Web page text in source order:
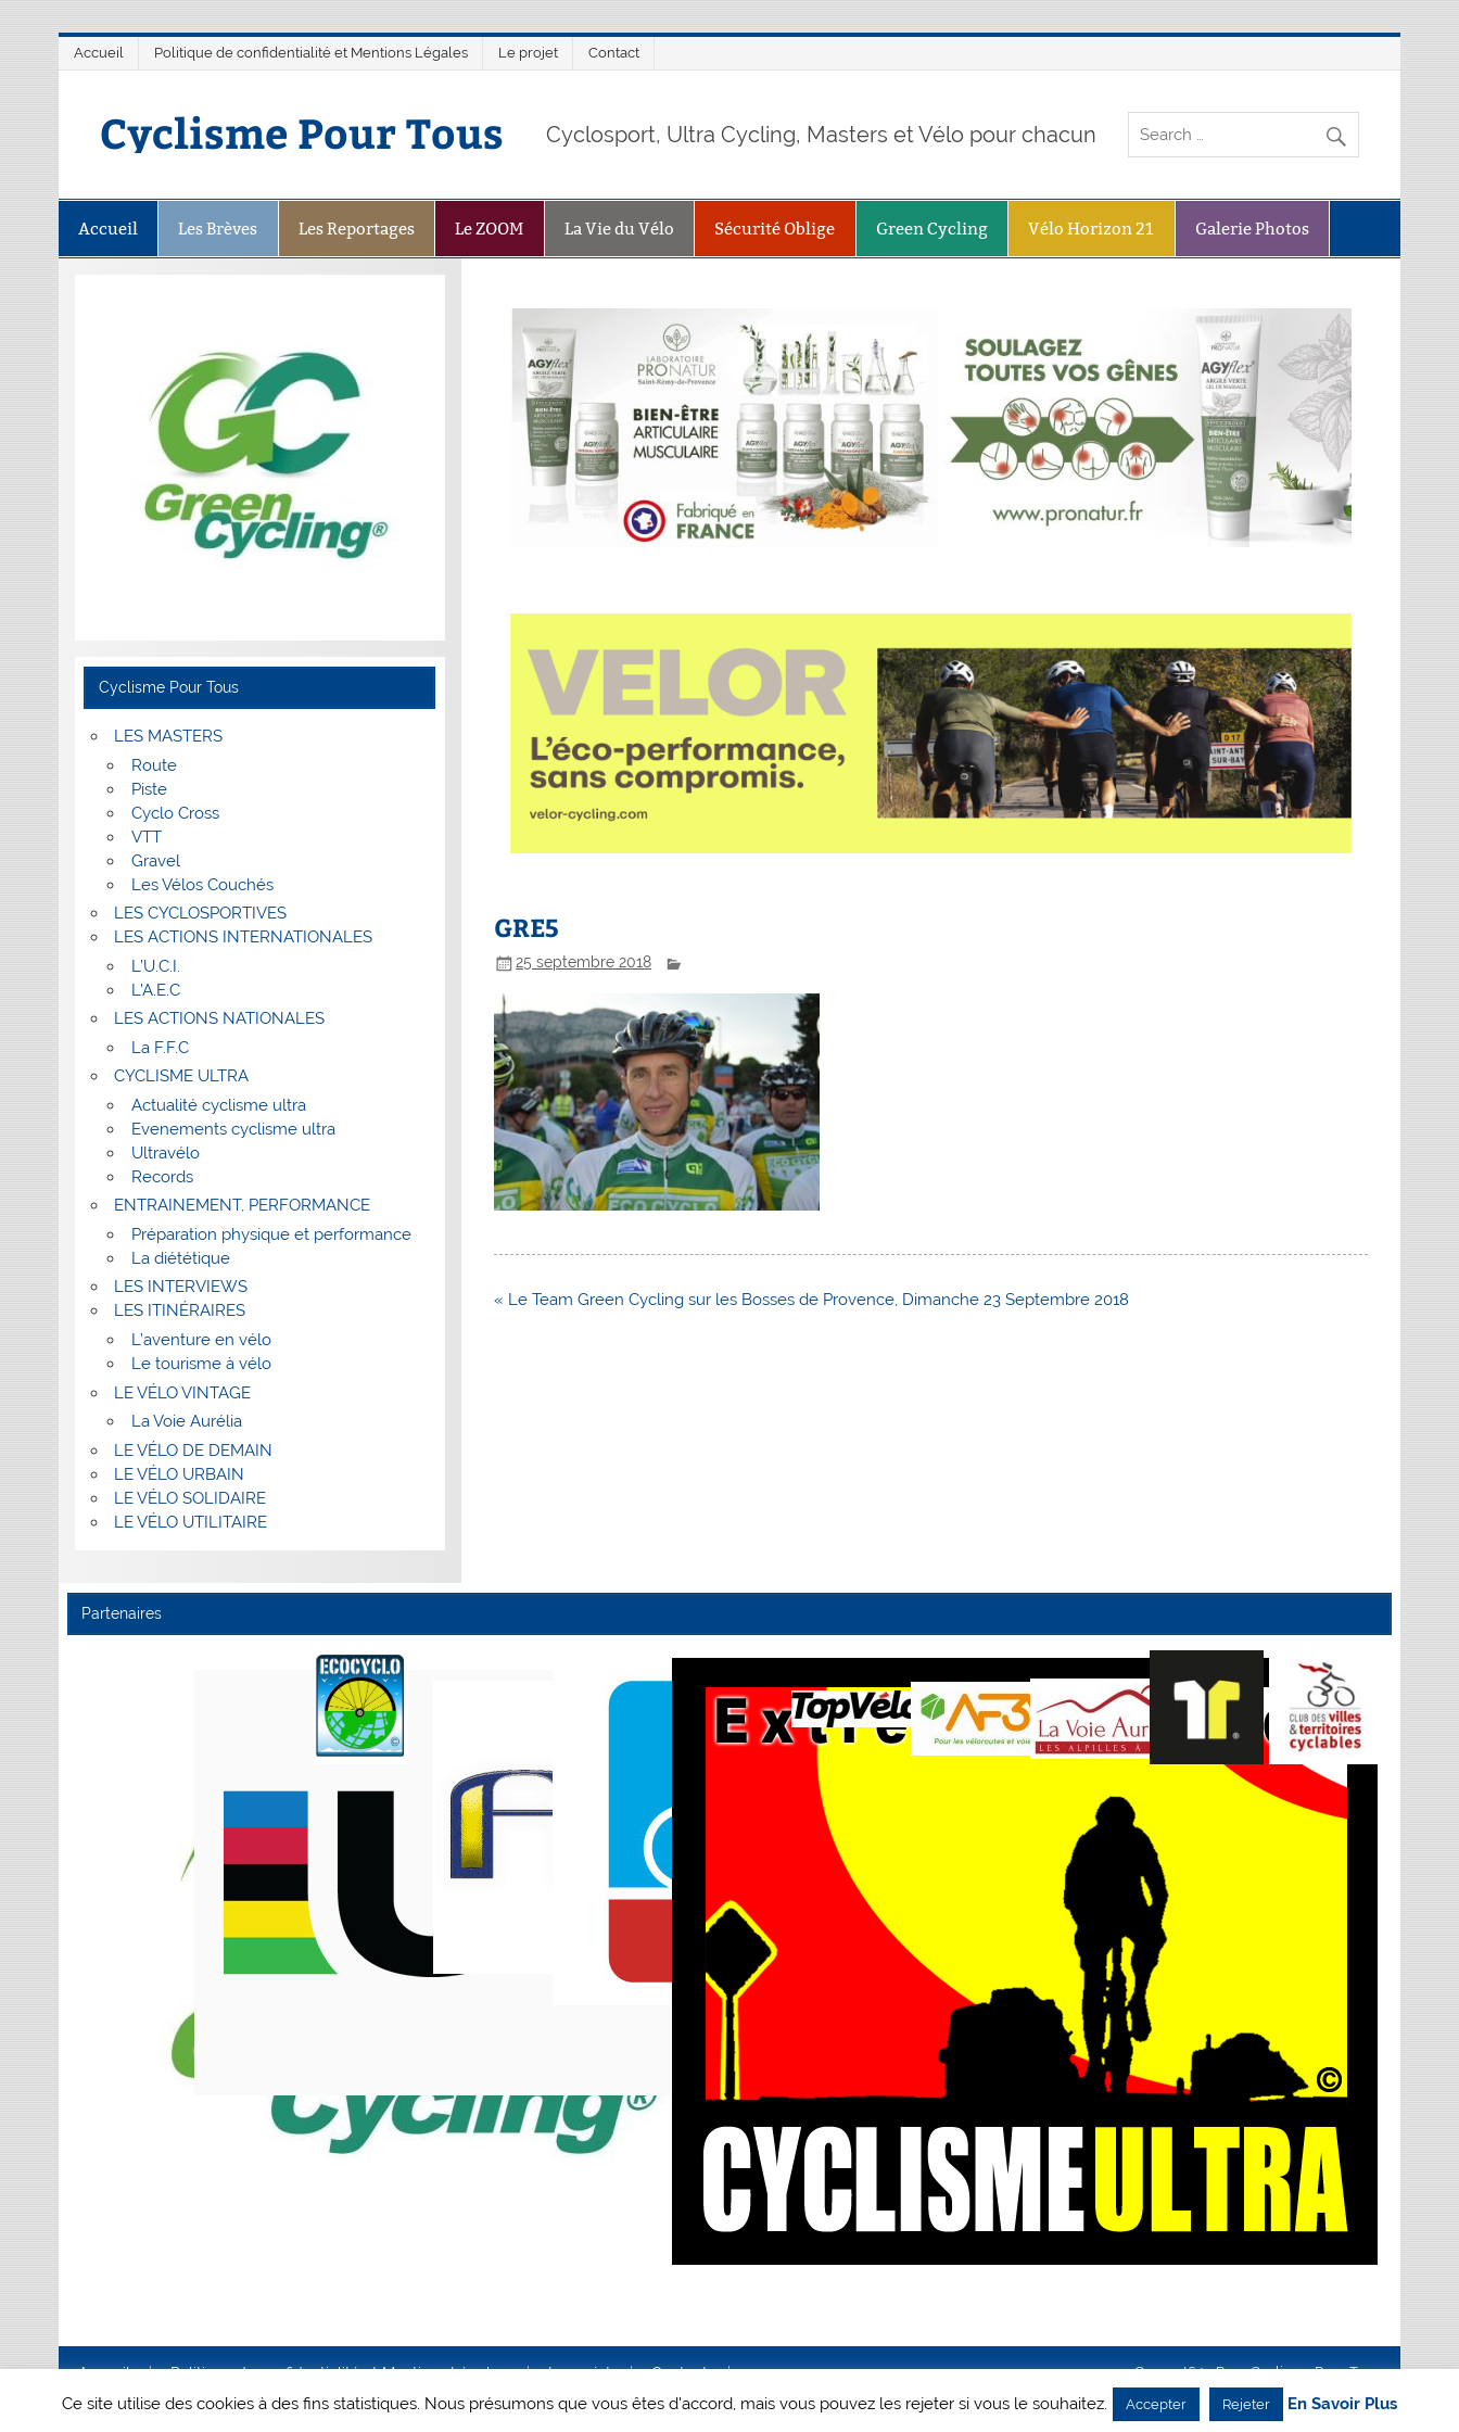
Accueil Politique de confidentialité et Mentions Légales Le projet Contact
Cyclisme Pour Tous Cyclosport, Ultra Cycling, Masters et Vélo pour chacun
Accueil Les Brèves Les Reportages Le ZOOM La Vie du Vélo Sécurité Oblige Green Cycling Vélo Horizon 21 Galerie Photos
GRE5
25 septembre 2018
Navigation
« Le Team Green Cycling sur les Bosses de Provence, Dimanche 23 Septembre 2018
Cyclisme Pour Tous
LES MASTERS
Route
Piste
Cyclo Cross
VTT
Gravel
Les Vélos Couchés
LES CYCLOSPORTIVES
LES ACTIONS INTERNATIONALES
L’U.C.I.
L’A.E.C
LES ACTIONS NATIONALES
La F.F.C
CYCLISME ULTRA
Actualité cyclisme ultra
Evenements cyclisme ultra
Ultravélo
Records
ENTRAINEMENT, PERFORMANCE
Préparation physique et performance
La diététique
LES INTERVIEWS
LES ITINÉRAIRES
L’aventure en vélo
Le tourisme à vélo
LE VÉLO VINTAGE
La Voie Aurélia
LE VÉLO DE DEMAIN
LE VÉLO URBAIN
LE VÉLO SOLIDAIRE
LE VÉLO UTILITAIRE
Partenaires
Accueil Politique de confidentialité et Mentions Légales Le projet Contact Creanet64- Pour Cyclisme Pour Tous
Ce site utilise des cookies à des fins statistiques. Nous présumons que vous êtes d'accord, mais vous pouvez les rejeter si vous le souhaitez. Accepter Rejeter En Savoir Plus